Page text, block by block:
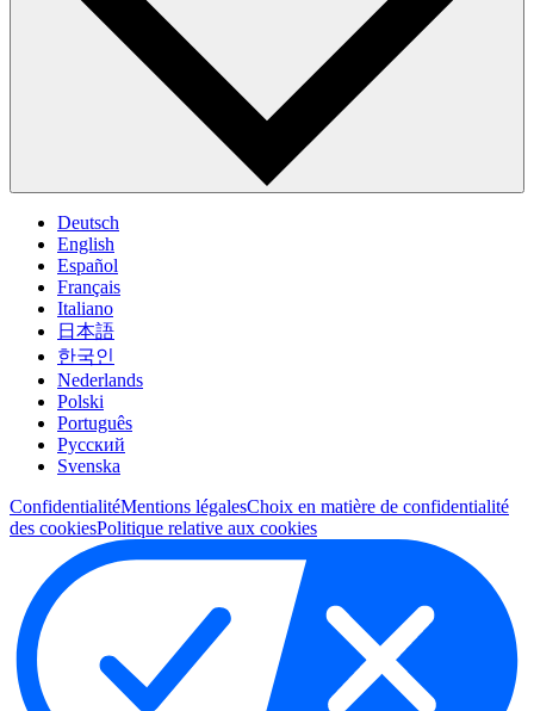
Deutsch
English
Español
Français
Italiano
日本語
한국인
Nederlands
Polski
Português
Pусский
Svenska
ConfidentialitéMentions légalesChoix en matière de confidentialité
des cookiesPolitique relative aux cookies